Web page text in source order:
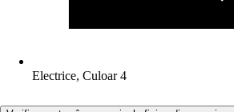
Electrice, Culoar 4